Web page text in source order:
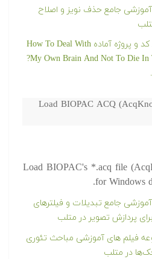
جامع حذف نویز و اصلاح
دانلود رایگان کد و پروژه آماده How To Deal With
My Own Brain And Not To Die In The Attempt?
Load BIOPAC ACQ
Load BIOPAC's *.acq file
for Windows
جامع تبدیلات و فیلترهای
پردازش تصویر در متلب
فیلم های آموزشی مباحث تئوری
در متلب